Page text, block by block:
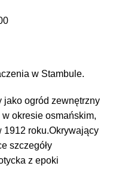
w Stambule.
jako ogród zewnętrzny
w okresie osmańskim,
1912 roku.Okrywający
szczegóły
z epoki